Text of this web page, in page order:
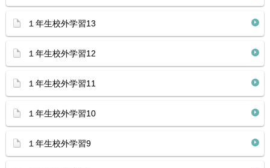
１年生校外学習13
１年生校外学習12
１年生校外学習11
１年生校外学習10
１年生校外学習9